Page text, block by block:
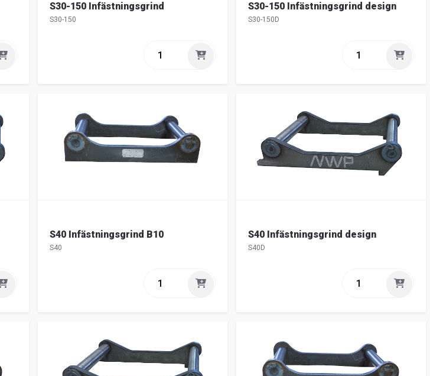
S30-150 Infästningsgrind
S30-150
S30-150 Infästningsgrind design
S30-150D
S40 Infästningsgrind B10
S40
S40 Infästningsgrind design
S40D